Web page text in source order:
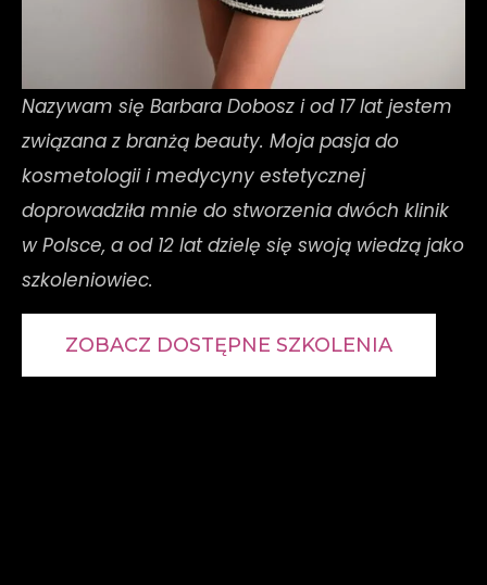
Nazywam się Barbara Dobosz i od 17 lat jestem
związana z branżą beauty. Moja pasja do
kosmetologii i medycyny estetycznej
doprowadziła mnie do stworzenia dwóch klinik
w Polsce, a od 12 lat dzielę się swoją wiedzą jako
szkoleniowiec.
ZOBACZ DOSTĘPNE SZKOLENIA